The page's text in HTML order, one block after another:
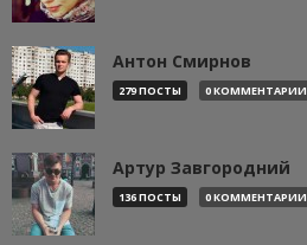
Антон Смирнов
279 ПОСТЫ 0 КОММЕНТАРИИ
Артур Завгородний
136 ПОСТЫ 0 КОММЕНТАРИИ